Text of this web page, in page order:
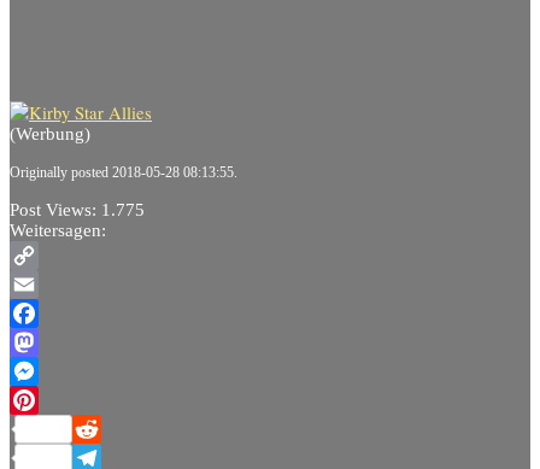
(Werbung)
Originally posted 2018-05-28 08:13:55.
Post Views: 1.775
Weitersagen:
Copy
Link
Email
Facebook
Mastodon
Messenger
Pinterest
Reddit